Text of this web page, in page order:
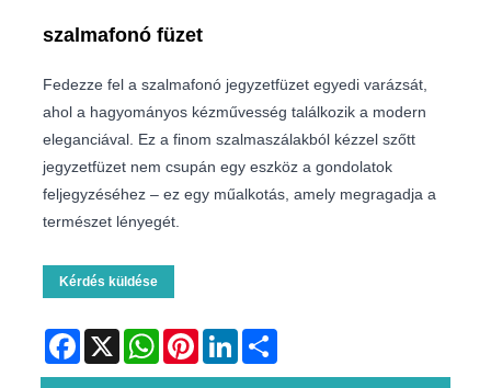
szalmafonó füzet
Fedezze fel a szalmafonó jegyzetfüzet egyedi varázsát,
ahol a hagyományos kézművesség találkozik a modern
eleganciával. Ez a finom szalmaszálakból kézzel szőtt
jegyzetfüzet nem csupán egy eszköz a gondolatok
feljegyzéséhez – ez egy műalkotás, amely megragadja a
természet lényegét.
Kérdés küldése
Facebook
X WhatsAppPinterestLinkedIn